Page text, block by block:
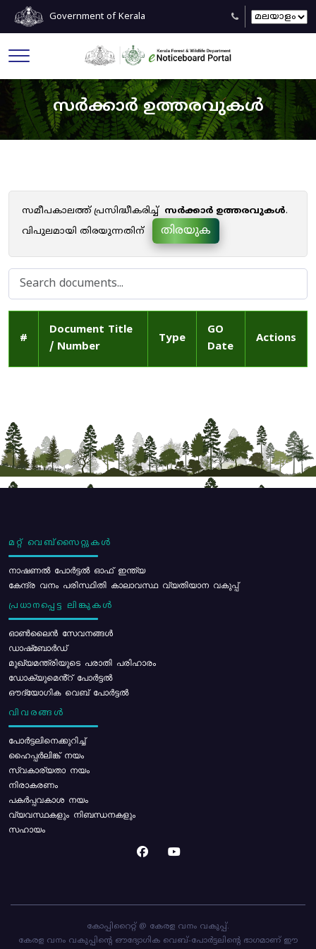
Government of Kerala
സർക്കാർ ഉത്തരവുകൾ
സമീപകാലത്ത് പ്രസിദ്ധീകരിച്ച് സർക്കാർ ഉത്തരവുകൾ.
വിപുലമായി തിരയുന്നതിന്
തിരയുക
#
Document Title
/ Number
Type
GO
Date
Actions
മറ്റ് വെബ്സൈറ്റുകൾ
നാഷണൽ പോർട്ടൽ ഓഫ് ഇന്ത്യ
കേന്ദ്ര വനം പരിസ്ഥിതി കാലാവസ്ഥ വ്യതിയാന വകുപ്പ്
പ്രധാനപ്പെട്ട ലിങ്കുകൾ
ഓൺലൈൻ സേവനങ്ങൾ
ഡാഷ്ബോർഡ്
മുഖ്യമന്ത്രിയുടെ പരാതി പരിഹാരം
ഡോക്യുമെൻ്റ് പോർട്ടൽ
ഔദ്യോഗിക വെബ് പോർട്ടൽ
വിവരങ്ങൾ
പോര്‍ട്ടലിനെക്കുറിച്ച്
ഹൈപ്പർലിങ്ക് നയം
സ്വകാര്യതാ നയം
നിരാകരണം
പകർപ്പവകാശ നയം
വ്യവസ്ഥകളും നിബന്ധനകളും
സഹായം
കോപ്പിറൈറ്റ് @ കേരള വനം വകുപ്പ്.
കേരള വനം വകുപ്പിന്റെ ഔദ്യോഗിക വെബ്-പോർട്ടലിന്റെ ഭാഗമാണ് ഈ